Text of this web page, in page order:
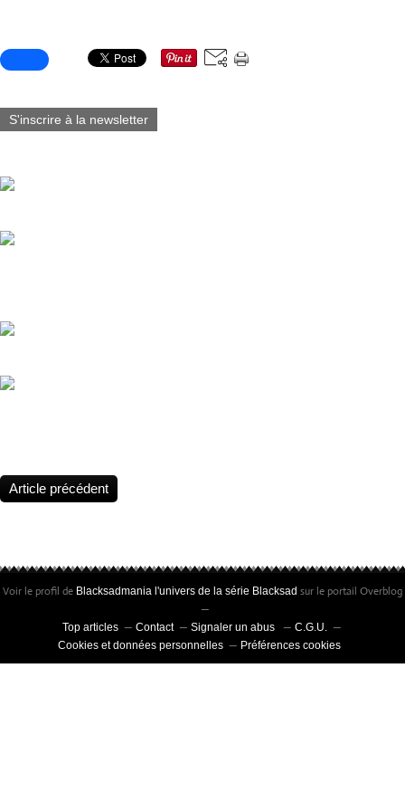
S'inscrire à la newsletter
Article précédent
Voir le profil de Blacksadmania l'univers de la série Blacksad sur le portail Overblog
Top articles Contact Signaler un abus
C.G.U.
Cookies et données personnelles
Préférences cookies